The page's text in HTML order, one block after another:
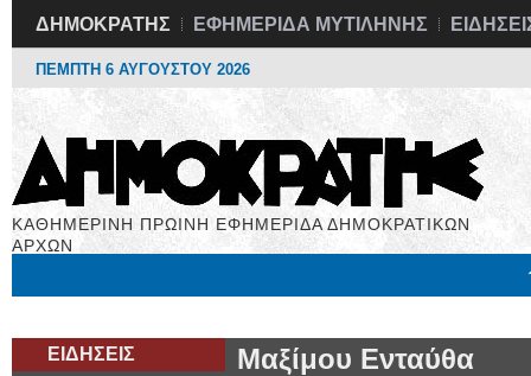
ΔΗΜΟΚΡΑΤΗΣ ΕΦΗΜΕΡΙΔΑ ΜΥΤΙΛΗΝΗΣ
ΠΕΜΠΤΗ 6 ΑΥΓΟΥΣΤΟΥ 2026
ΚΑΘΗΜΕΡΙΝΗ ΠΡΩΙΝΗ ΕΦΗΜΕΡΙΔΑ ΔΗΜΟΚΡΑΤΙΚΩΝ
ΑΡΧΩΝ
ΕΙΔΗΣΕΙΣ Μαξίμου Ενταύθα